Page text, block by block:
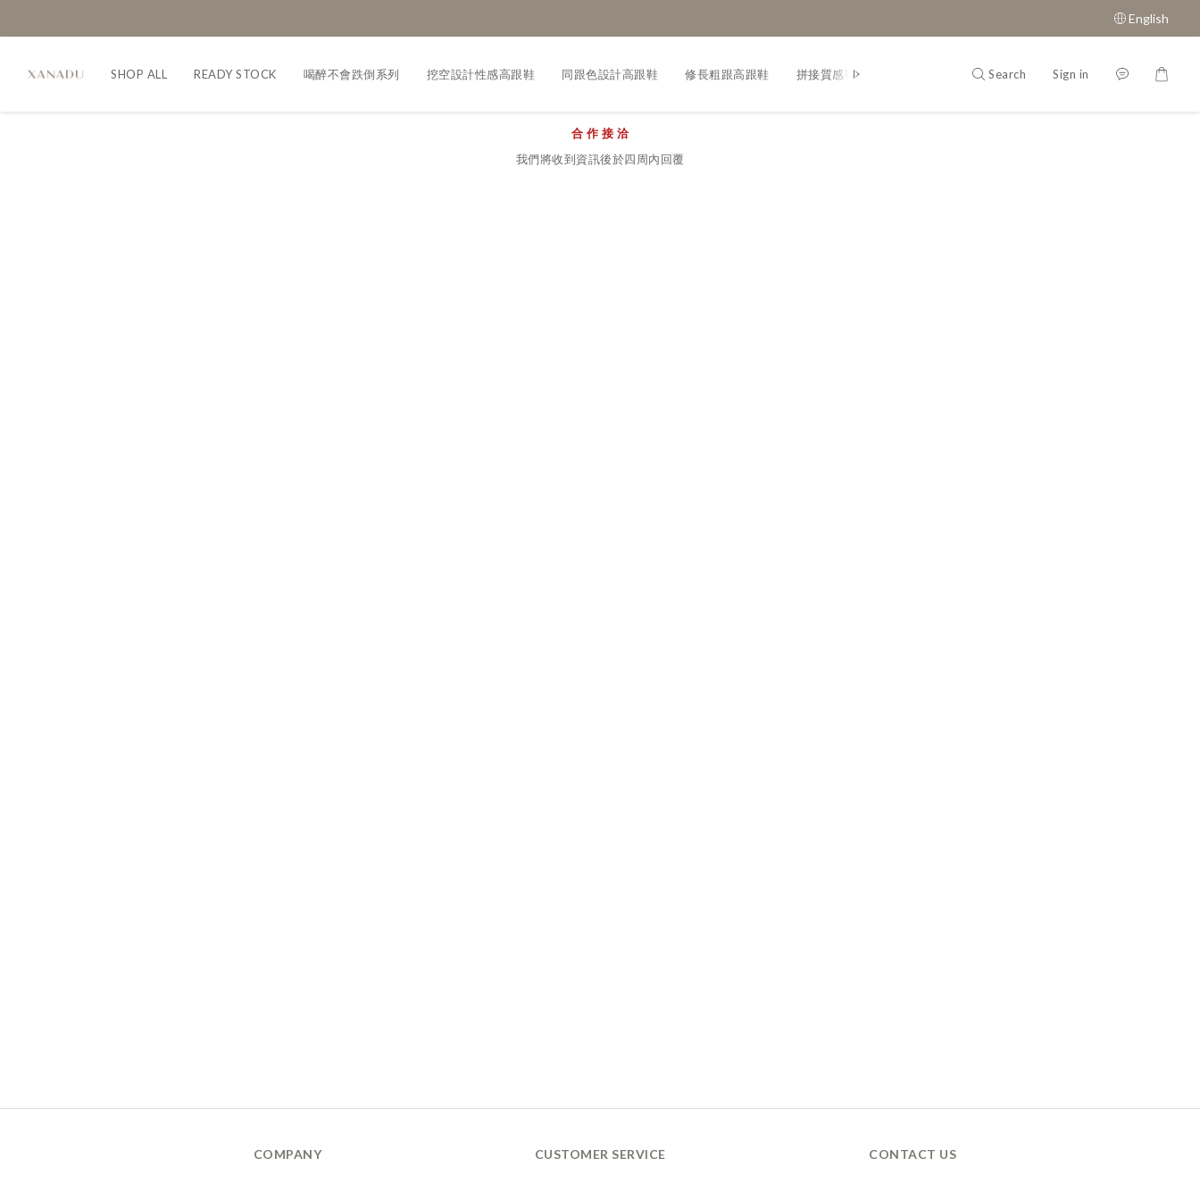
English
SHOP ALL READY STOCK 喝醉不會跌倒系列 挖空設計性感高跟鞋 同跟色設計高跟鞋 修長粗跟高跟鞋 拼接質感鞋款 Search Sign in
合 作 接 洽
我們將收到資訊後於四周內回覆
COMPANY CUSTOMER SERVICE CONTACT US